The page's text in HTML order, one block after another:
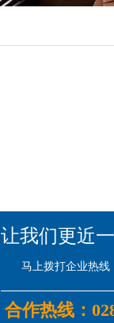
让我们更近
马上拨打企业热线
合作热线：